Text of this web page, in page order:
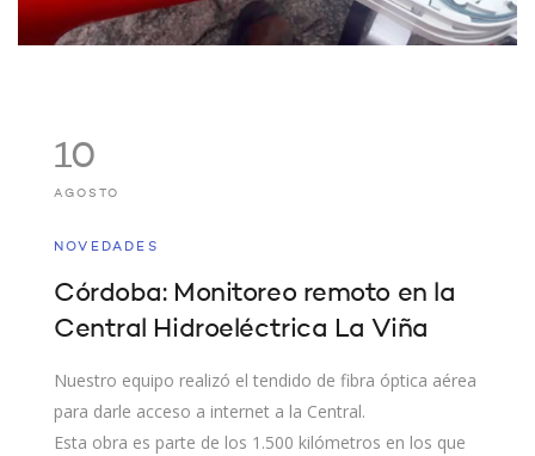
10
AGOSTO
NOVEDADES
Córdoba: Monitoreo remoto en la
Central Hidroeléctrica La Viña
Nuestro equipo realizó el tendido de fibra óptica aérea
para darle acceso a internet a la Central.
Esta obra es parte de los 1.500 kilómetros en los que